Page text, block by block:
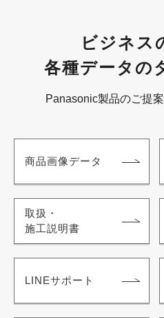
ビジネス
各種データの
Panasonic製品のご提
商品画像データ
取扱・
施工説明書
LINEサポート